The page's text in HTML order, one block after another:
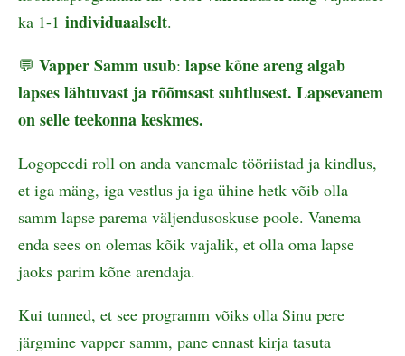
ka 1-1 individuaalselt.
💬 Vapper Samm usub: lapse kõne areng algab
lapses lähtuvast ja rõõmsast suhtlusest. Lapsevanem
on selle teekonna keskmes.
Logopeedi roll on anda vanemale tööriistad ja kindlus,
et iga mäng, iga vestlus ja iga ühine hetk võib olla
samm lapse parema väljendusoskuse poole. Vanema
enda sees on olemas kõik vajalik, et olla oma lapse
jaoks parim kõne arendaja.
Kui tunned, et see programm võiks olla Sinu pere
järgmine vapper samm, pane ennast kirja tasuta